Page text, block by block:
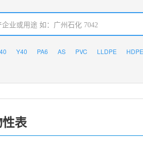
Y40 PA6 AS PVC LLDPE HDPE
表